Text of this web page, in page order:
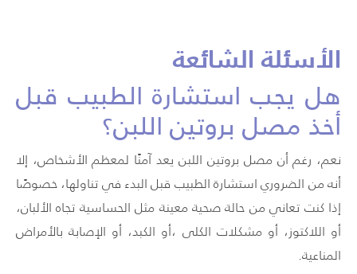
الأسئلة الشائعة
هل يجب استشارة الطبيب قبل
أخذ مصل بروتين اللبن؟
نعم، رغم أن مصل بروتين اللبن يعد آمنًا لمعظم الأشخاص، إلا
أنه من الضروري استشارة الطبيب قبل البدء في تناولها، خصوصًا
إذا كنت تعاني من حالة صحية معينة مثل الحساسية تجاه الألبان،
أو اللاكتوز، أو مشكلات الكلى ،أو الكبد، أو الإصابة بالأمراض
المناعية.